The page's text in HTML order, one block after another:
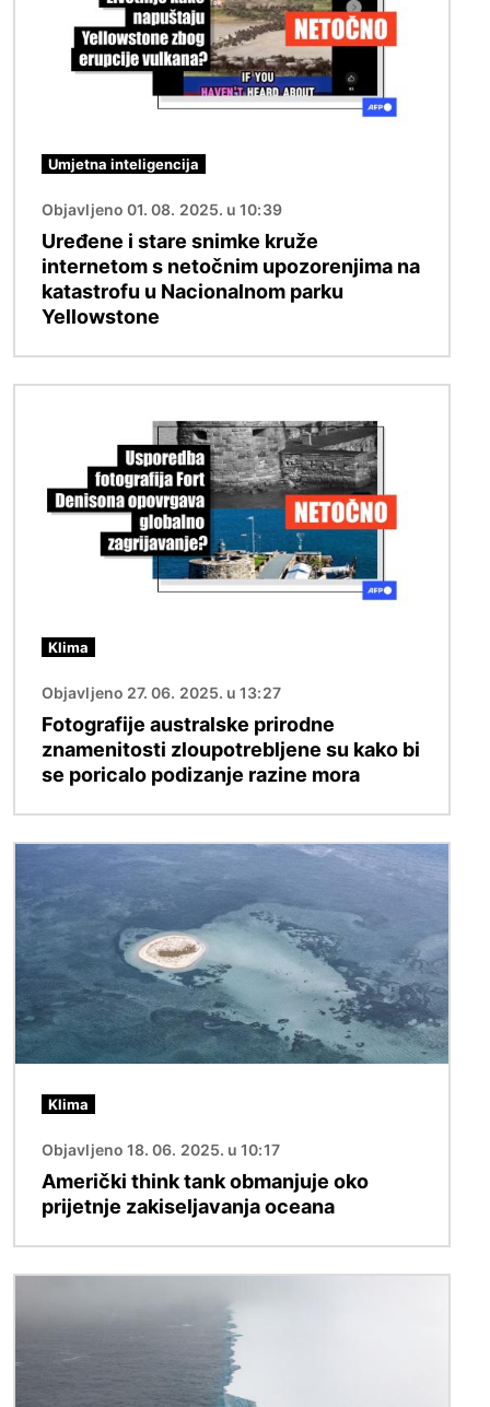
Umjetna inteligencija
Objavljeno 01. 08. 2025. u 10:39
Uređene i stare snimke kruže
internetom s netočnim upozorenjima na
katastrofu u Nacionalnom parku
Yellowstone
Klima
Objavljeno 27. 06. 2025. u 13:27
Fotografije australske prirodne
znamenitosti zloupotrebljene su kako bi
se poricalo podizanje razine mora
Slika
Klima
Objavljeno 18. 06. 2025. u 10:17
Američki think tank obmanjuje oko
prijetnje zakiseljavanja oceana